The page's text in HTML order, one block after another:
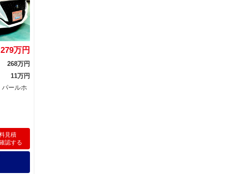
279万円
268万円
11万円
ールホ
見積
認する